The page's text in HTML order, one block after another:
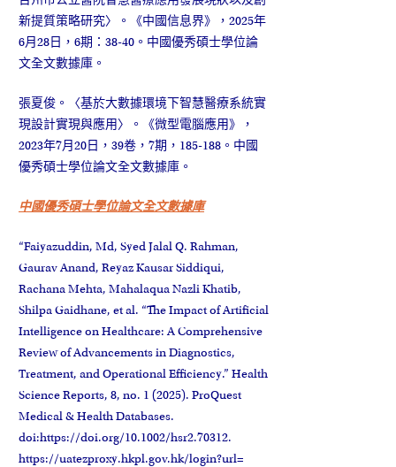
新提質策略研究〉。《中國信息界》，2025年
6月28日，6期：38-40。中國優秀碩士學位論
文全文數據庫。
張夏俊。〈基於大數據環境下智慧醫療系統實
現設計實現與應用〉。《微型電腦應用》，
2023年7月20日，39卷，7期，185-188。中國
優秀碩士學位論文全文數據庫。
中國優秀碩士學位論文全文數據庫
“Faiyazuddin, Md, Syed Jalal Q. Rahman,
Gaurav Anand, Reyaz Kausar Siddiqui,
Rachana Mehta, Mahalaqua Nazli Khatib,
Shilpa Gaidhane, et al. “The Impact of Artificial
Intelligence on Healthcare: A Comprehensive
Review of Advancements in Diagnostics,
Treatment, and Operational Efficiency.” Health
Science Reports, 8, no. 1 (2025). ProQuest
Medical & Health Databases.
doi:https://doi.org/10.1002/hsr2.70312.
https://uatezproxy.hkpl.gov.hk/login?url=